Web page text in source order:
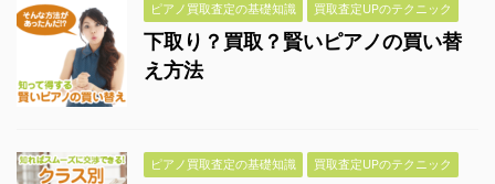
ピアノ買取査定の基礎知識 買取査定UPのテクニック
下取り？買取？賢いピアノの買い替
え方法
ピアノ買取査定の基礎知識 買取査定UPのテクニック